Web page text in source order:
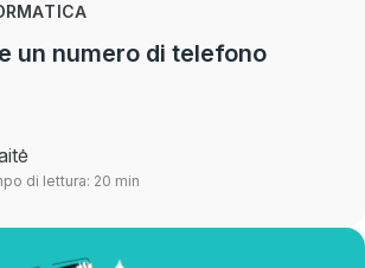
un numero di telefono
di lettura: 20 min